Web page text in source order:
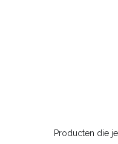
Producten die